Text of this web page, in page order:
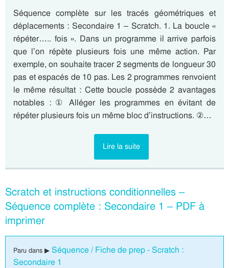
Séquence complète sur les tracés géométriques et
déplacements : Secondaire 1 – Scratch. 1. La boucle «
répéter….. fois ». Dans un programme il arrive parfois
que l’on répète plusieurs fois une même action. Par
exemple, on souhaite tracer 2 segments de longueur 30
pas et espacés de 10 pas. Les 2 programmes renvoient
le même résultat : Cette boucle possède 2 avantages
notables : ① Alléger les programmes en évitant de
répéter plusieurs fois un même bloc d’instructions. ②…
Lire la suite
Scratch et instructions conditionnelles –
Séquence complète : Secondaire 1 – PDF à
imprimer
Paru dans ▶ Séquence / Fiche de prep - Scratch :
Secondaire 1